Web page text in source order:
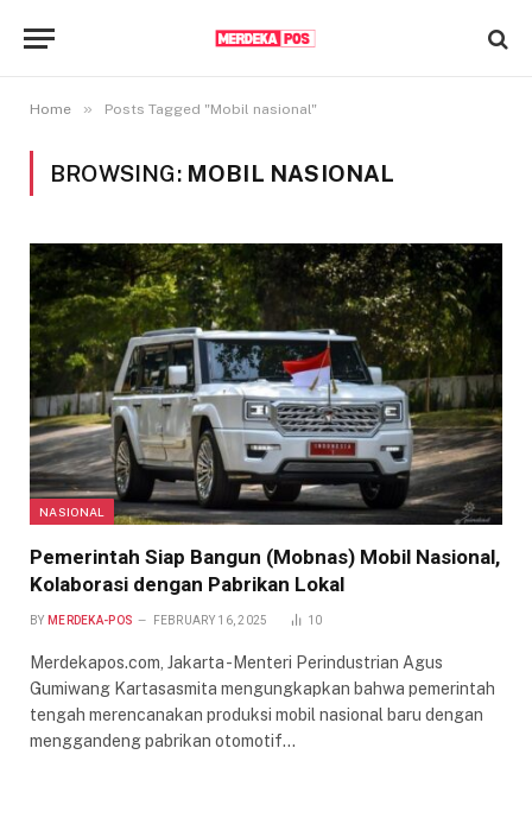
Home » Posts Tagged "Mobil nasional"
BROWSING: MOBIL NASIONAL
NASIONAL
Pemerintah Siap Bangun (Mobnas) Mobil Nasional,
Kolaborasi dengan Pabrikan Lokal
BY MERDEKA-POS FEBRUARY 16, 2025 10
Merdekapos.com, Jakarta -Menteri Perindustrian Agus
Gumiwang Kartasasmita mengungkapkan bahwa pemerintah
tengah merencanakan produksi mobil nasional baru dengan
menggandeng pabrikan otomotif…